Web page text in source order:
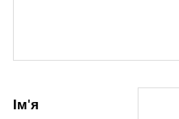
Ім'я